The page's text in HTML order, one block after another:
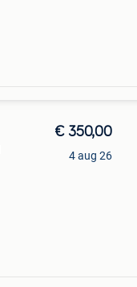
€ 350,00
4 aug 26